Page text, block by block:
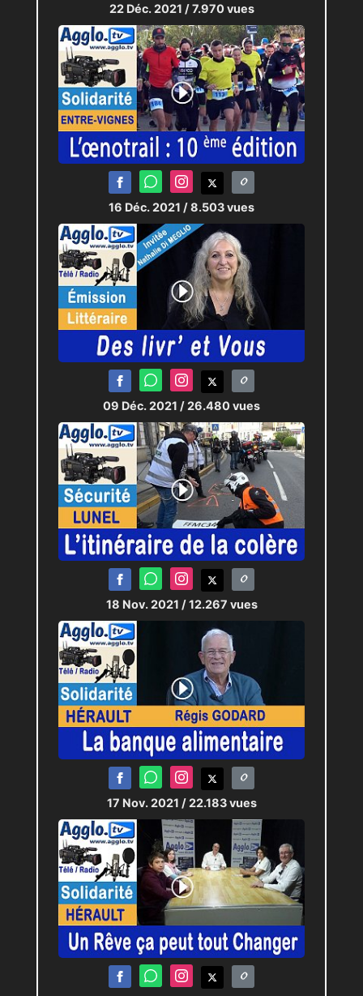
22 Déc. 2021 / 7.970 vues
16 Déc. 2021 / 8.503 vues
09 Déc. 2021 / 26.480 vues
18 Nov. 2021 / 12.267 vues
17 Nov. 2021 / 22.183 vues